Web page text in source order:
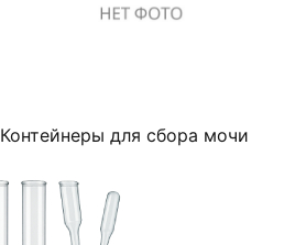
Контейнеры для сбора мочи